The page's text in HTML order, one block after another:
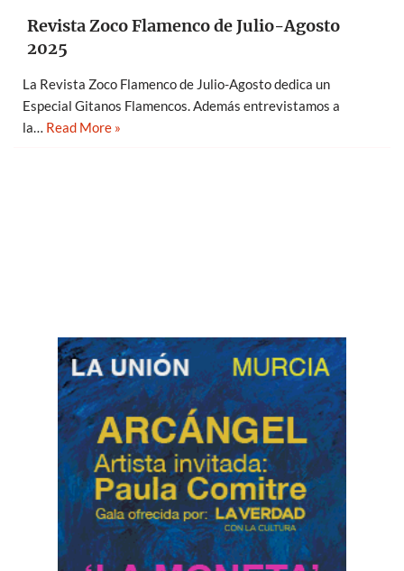
Revista Zoco Flamenco de Julio-Agosto
2025
La Revista Zoco Flamenco de Julio-Agosto dedica un
Especial Gitanos Flamencos. Además entrevistamos a
la… Read More »